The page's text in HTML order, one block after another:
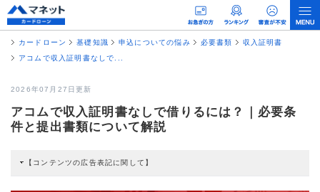
カードローン 基礎知識 申込についての悩み 必要書類
収入証明書
アコムで収入証明書なしで...
2026年07月27日更新
アコムで収入証明書なしで借りるには？｜必要条
件と提出書類について解説
【コンテンツの広告表記に関して】